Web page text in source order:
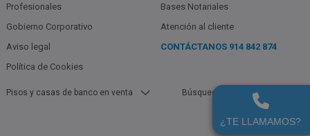
Profesionales
Gobierno Corporativo
Aviso legal
Política de Cookies
Bases Notariales
Atención al cliente
CONTÁCTANOS 914 842 874
Pisos y casas de banco en venta Búsquedas populares
Garajes De Bancos En Murcia En